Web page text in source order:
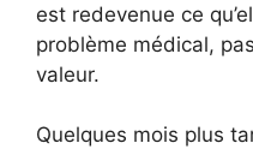
est redevenue ce
problème médical,
valeur.
Quelques mois plus